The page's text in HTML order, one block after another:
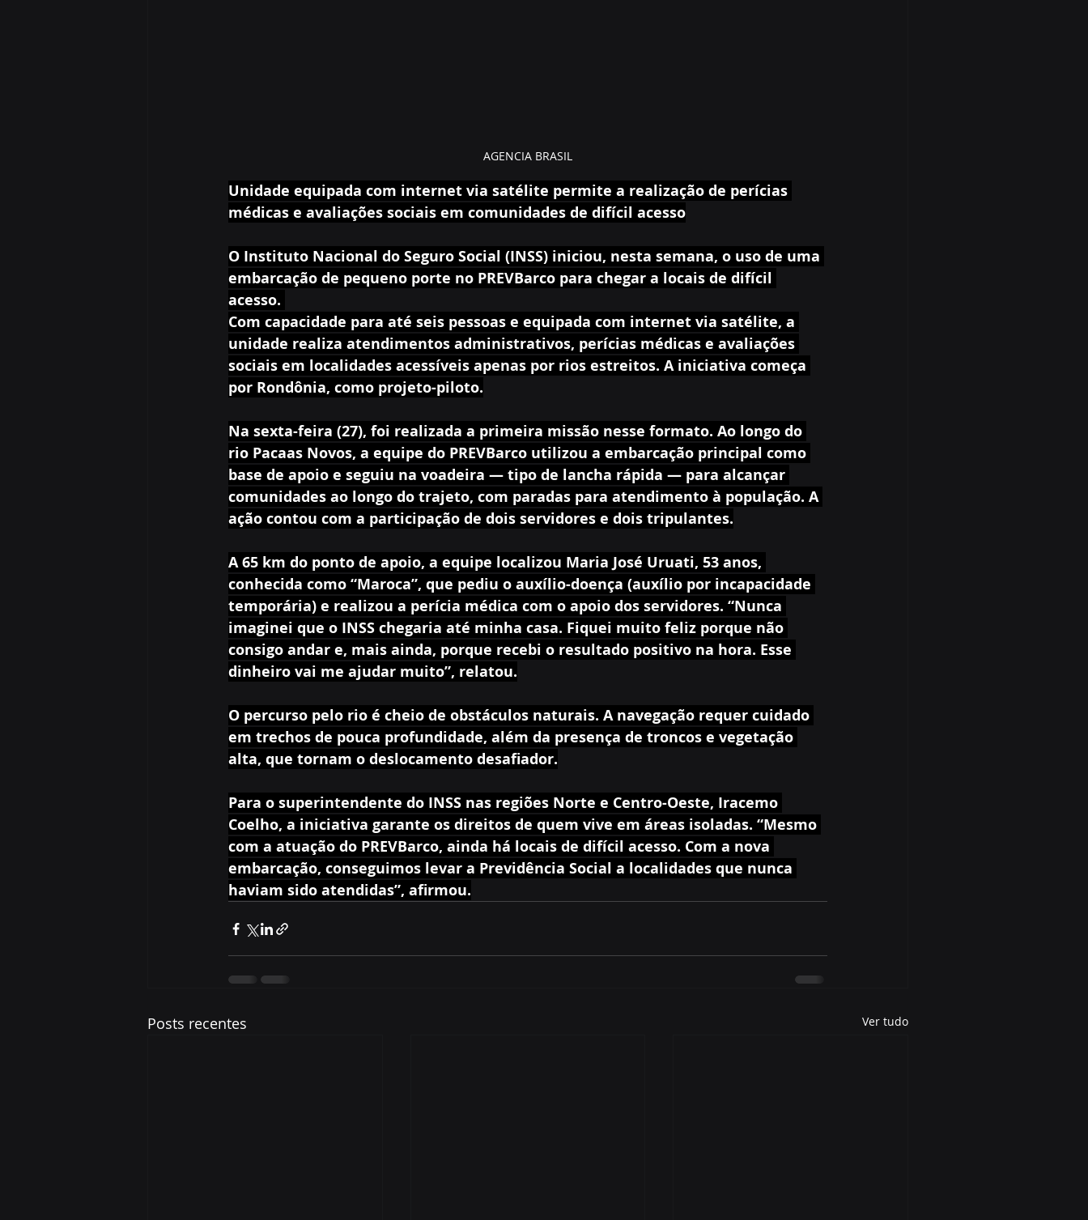
AGENCIA BRASIL
Unidade equipada com internet via satélite permite a realização de perícias
médicas e avaliações sociais em comunidades de difícil acesso
O Instituto Nacional do Seguro Social (INSS) iniciou, nesta semana, o uso de uma
embarcação de pequeno porte no PREVBarco para chegar a locais de difícil
acesso.
Com capacidade para até seis pessoas e equipada com internet via satélite, a
unidade realiza atendimentos administrativos, perícias médicas e avaliações
sociais em localidades acessíveis apenas por rios estreitos. A iniciativa começa
por Rondônia, como projeto-piloto.
Na sexta-feira (27), foi realizada a primeira missão nesse formato. Ao longo do
rio Pacaas Novos, a equipe do PREVBarco utilizou a embarcação principal como
base de apoio e seguiu na voadeira — tipo de lancha rápida — para alcançar
comunidades ao longo do trajeto, com paradas para atendimento à população. A
ação contou com a participação de dois servidores e dois tripulantes.
A 65 km do ponto de apoio, a equipe localizou Maria José Uruati, 53 anos,
conhecida como “Maroca”, que pediu o auxílio-doença (auxílio por incapacidade
temporária) e realizou a perícia médica com o apoio dos servidores. “Nunca
imaginei que o INSS chegaria até minha casa. Fiquei muito feliz porque não
consigo andar e, mais ainda, porque recebi o resultado positivo na hora. Esse
dinheiro vai me ajudar muito”, relatou.
O percurso pelo rio é cheio de obstáculos naturais. A navegação requer cuidado
em trechos de pouca profundidade, além da presença de troncos e vegetação
alta, que tornam o deslocamento desafiador.
Para o superintendente do INSS nas regiões Norte e Centro-Oeste, Iracemo
Coelho, a iniciativa garante os direitos de quem vive em áreas isoladas. “Mesmo
com a atuação do PREVBarco, ainda há locais de difícil acesso. Com a nova
embarcação, conseguimos levar a Previdência Social a localidades que nunca
haviam sido atendidas”, afirmou.
Posts recentes Ver tudo